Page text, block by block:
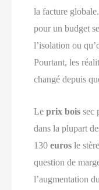
la facture
pour un budget
l’isolation ou
Pourtant, les
changé depuis
Leprix bois sec
dans la plupart
130euros le
question de
l’augmentation